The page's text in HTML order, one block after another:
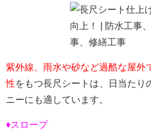
紫外線、雨水や砂など過酷な屋外
性をもつ長尺シートは、日当たり
ニーにも適しています。
♦スロープ